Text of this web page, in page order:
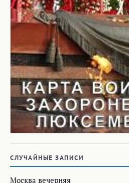
СЛУЧАЙНЫЕ ЗАПИСИ
Москва вечерняя